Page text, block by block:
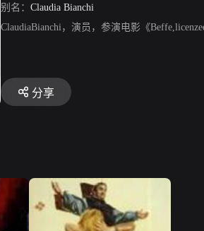
别名： Claudia Bianchi
ClaudiaBianchi，演员，参演电影《
分享